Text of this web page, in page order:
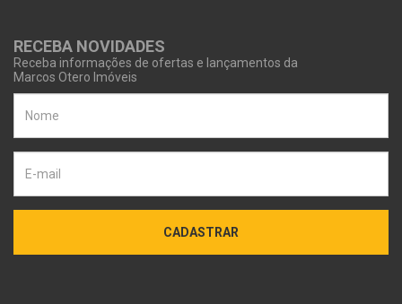
RECEBA NOVIDADES
Receba informações de ofertas e lançamentos da
Marcos Otero Imóveis
CADASTRAR